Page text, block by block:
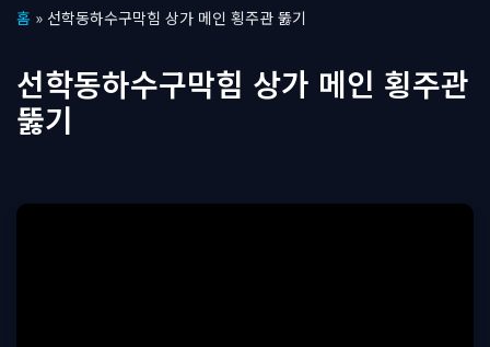
텐
로
건
기
홈 » 선학동하수구막힘 상가 메인 횡주관 뚫기
선학동하수구막힘 상가 메인 횡주관
뚫기